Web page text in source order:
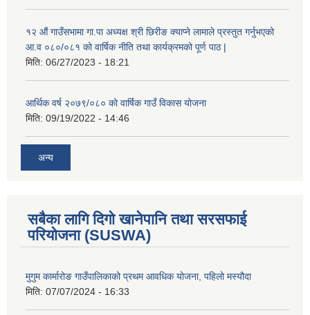
१२ औं गाउँसभामा गा.पा अध्यक्ष श्री छिरीङ क्याप्ने लामाले प्रस्तुत गर्नुभएको
आ.व ०८०/०८१ को वार्षिक नीति तथा कार्यक्रमको पूर्ण पाठ |
मिति: 06/27/2023 - 18:21
आर्थिक वर्ष २०७९/०८० को वार्षिक गाउँ विकास योजना
मिति: 09/19/2022 - 14:46
अन्य
सबैका लागि दिगो खानेपानि तथा सरसफाई
परियोजना (SUSWA)
मुगुम कार्मारोङ गाउँपालिकाको प्रथम आवधिक योजना, पहिलो मस्यौदा
मिति: 07/07/2024 - 16:33